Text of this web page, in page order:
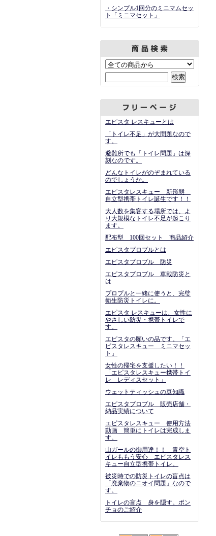
・シンプル1回分のミニマムセッ
ト「ミニマセット」
エピスタ レスキューとは
「トイレ不足」が大問題なので
す。
避難所でも「トイレ問題」は深
刻なのです。
どんなトイレがのぞまれている
のでしょうか。
エピスタレスキュー 新形態
自立型携帯トイレ誕生です！！
大人数を集客する場所では、よ
り大規模なトイレ不足が起こり
ます。
配布型 100回セット 商品紹介
エピスタプロプルとは
エピスタプロプル 防災
エピスタプロプル 車載防災と
は
プロプルと一緒に使うと、完璧
衛生防災トイレに。
エピスタ レスキューは、女性に
やさしい防災・携帯トイレで
す。
エピスタの願いの品です。「エ
ピスタレスキュー ミニマセッ
ト」
女性の帰宅を支援したい！！
「エピスタレスキュー携帯トイ
レ レディスセット」
ウェットティッシュの豆知識
エピスタプロプル 販売店舗・
納品実績について
エピスタレスキュー 使用方法
動画 簡単にトイレは完成しま
す。
山ガールの御用達！！ 青空ト
イレももう安心 エピスタレス
キュー自立型携帯トイレ。
被災時での防災トイレの盲点は
「廃棄物のニオイ問題」なので
す。
トイレの盲点 身を隠す。ポン
チョのご紹介